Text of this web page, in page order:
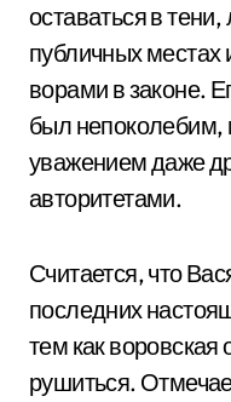
оставаться в
публичных местах
ворами в законе.
был непоколебим,
уважением даже
авторитетами.
Считается, что
последних
тем как
рушиться.